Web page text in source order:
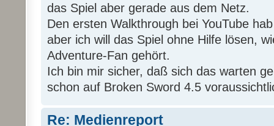
das Spiel aber gerade aus dem Netz.
Den ersten Walkthrough bei YouTube
aber ich will das Spiel ohne Hilfe lösen,
Adventure-Fan gehört.
Ich bin mir sicher, daß sich das warten
schon auf Broken Sword 4.5
Re: Medienreport